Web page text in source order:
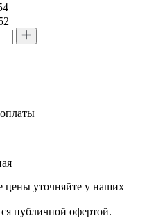
уточняйте у наших
публичной офертой.